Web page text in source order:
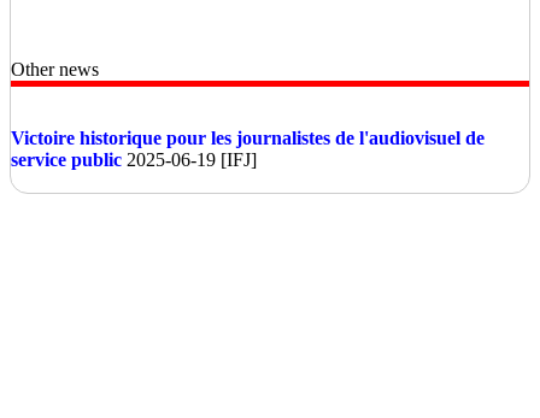
Other news
Victoire historique pour les journalistes de l'audiovisuel de
service public 2025-06-19 [IFJ]